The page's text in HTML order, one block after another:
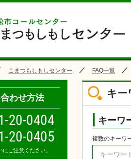
こまつもしもしセンター FAQ一覧
キー
キーワ
複数のキーワ
わせ方法
-20-0404
20-0405
にご注意ください。